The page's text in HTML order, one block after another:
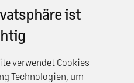
ist
verwendet Cookies
Technologien, um
pre hostí
14:00 hod.
11:00 hod.
do 10:00 hod.
10:30